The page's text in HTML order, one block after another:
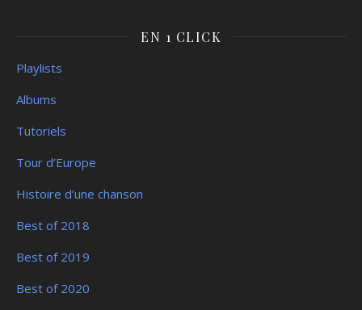
EN 1 CLICK
Playlists
Albums
Tutoriels
Tour d’Europe
Histoire d’une chanson
Best of 2018
Best of 2019
Best of 2020